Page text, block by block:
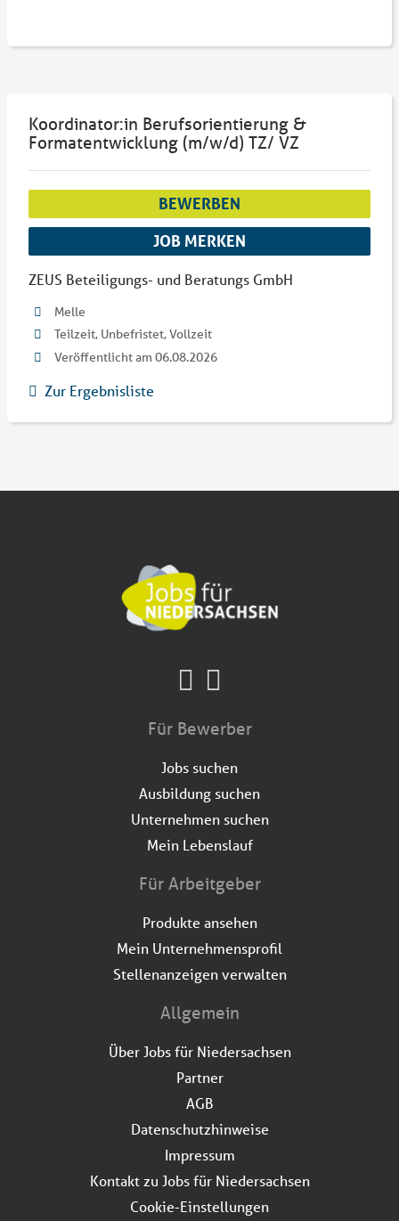
Koordinator:in Berufsorientierung &
Formatentwicklung (m/w/d) TZ/ VZ
BEWERBEN
JOB MERKEN
ZEUS Beteiligungs- und Beratungs GmbH
Melle
Teilzeit, Unbefristet, Vollzeit
Veröffentlicht am 06.08.2026
Zur Ergebnisliste
Für Bewerber
Jobs suchen
Ausbildung suchen
Unternehmen suchen
Mein Lebenslauf
Für Arbeitgeber
Produkte ansehen
Mein Unternehmensprofil
Stellenanzeigen verwalten
Allgemein
Über Jobs für Niedersachsen
Partner
AGB
Datenschutzhinweise
Impressum
Kontakt zu Jobs für Niedersachsen
Cookie-Einstellungen